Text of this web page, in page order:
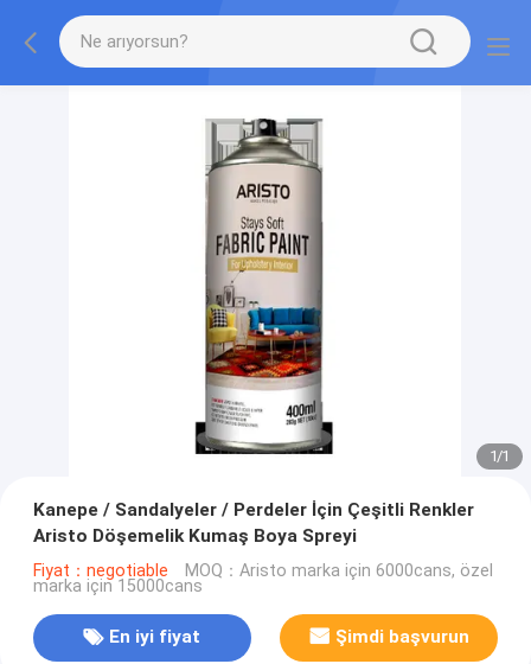
1/1
Kanepe / Sandalyeler / Perdeler İçin Çeşitli Renkler
Aristo Döşemelik Kumaş Boya Spreyi
Fiyat：negotiable MOQ：Aristo marka için 6000cans, özel
marka için 15000cans
En iyi fiyat Şimdi başvurun